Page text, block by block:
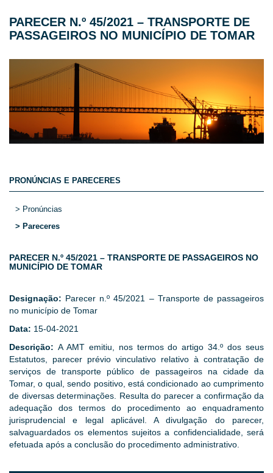
PARECER N.º 45/2021 – TRANSPORTE DE
PASSAGEIROS NO MUNICÍPIO DE TOMAR
PRONÚNCIAS E PARECERES
> Pronúncias
> Pareceres
PARECER N.º 45/2021 – TRANSPORTE DE PASSAGEIROS NO
MUNICÍPIO DE TOMAR
Designação: Parecer n.º 45/2021 – Transporte de passageiros
no município de Tomar
Data: 15-04-2021
Descrição: A AMT emitiu, nos termos do artigo 34.º dos seus
Estatutos, parecer prévio vinculativo relativo à contratação de
serviços de transporte público de passageiros na cidade da
Tomar, o qual, sendo positivo, está condicionado ao cumprimento
de diversas determinações. Resulta do parecer a confirmação da
adequação dos termos do procedimento ao enquadramento
jurisprudencial e legal aplicável. A divulgação do parecer,
salvaguardados os elementos sujeitos a confidencialidade, será
efetuada após a conclusão do procedimento administrativo.